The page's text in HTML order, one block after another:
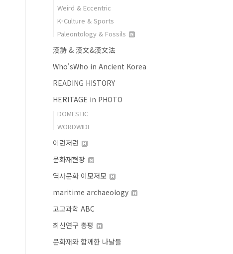
Weird & Eccentric
K-Culture & Sports
Paleontology & Fossils
漢詩 & 漢文&漢文法
Who'sWho in Ancient Korea
READING HISTORY
HERITAGE in PHOTO
DOMESTIC
WORDWIDE
이런저런
문화재현장
역사문화 이모저모
maritime archaeology
고고과학 ABC
최신연구 총평
문화재와 함께한 나날들